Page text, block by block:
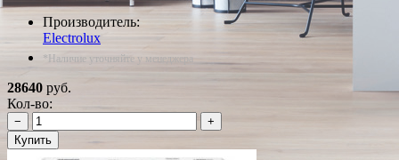
Производитель:
Electrolux
*Наличие уточняйте у менеджера
28640 руб.
Кол-во:
−
+
Купить